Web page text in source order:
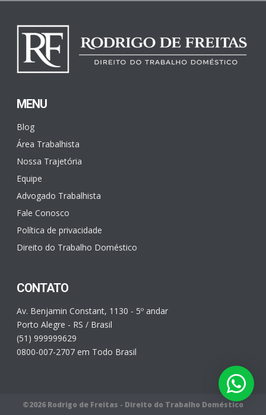
MENU
Blog
Área Trabalhista
Nossa Trajetória
Equipe
Advogado Trabalhista
Fale Conosco
Política de privacidade
Direito do Trabalho Doméstico
CONTATO
Av. Benjamin Constant, 1130 - 5º andar
Porto Alegre - RS / Brasil
(51) 999999629
0800-007-2707 em Todo Brasil
©2026 Rodrigo de Freitas - Direito do Trabalho Doméstico